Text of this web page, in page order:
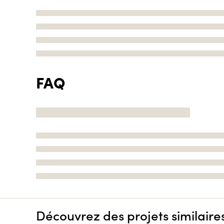
FAQ
Découvrez des projets